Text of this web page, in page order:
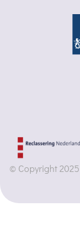
© Copyright